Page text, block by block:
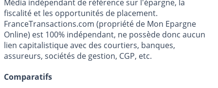
Premier guide épargne de France, en ligne depuis 2001.
Média indépendant de référence sur l'épargne, la
fiscalité et les opportunités de placement.
FranceTransactions.com (propriété de Mon Epargne
Online) est 100% indépendant, ne possède donc aucun
lien capitalistique avec des courtiers, banques,